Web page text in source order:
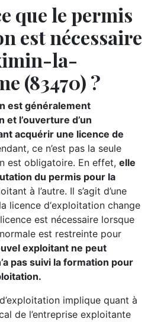
que le permis
est nécessaire
la-
(83470) ?
est généralement
et l’ouverture d’un
acquérir une licence de
ce n’est pas la seule
est obligatoire. En effet, elle
du permis pour la
à l’autre. Il s’agit d’une
licence d‘exploitation change
est nécessaire lorsque
est restreinte pour
exploitant ne peut
pas suivi la formation pour
implique quant à
de l’entreprise exploitante